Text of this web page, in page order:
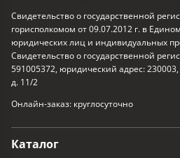
Свидетельство о государственной
горисполкомом от 09.07.2012 г. в
юридических лиц и индивидуальных
Свидетельство о государственной
591005372, юридический адрес:
д. 11/2
Онлайн-заказ: круглосуточно
Каталог